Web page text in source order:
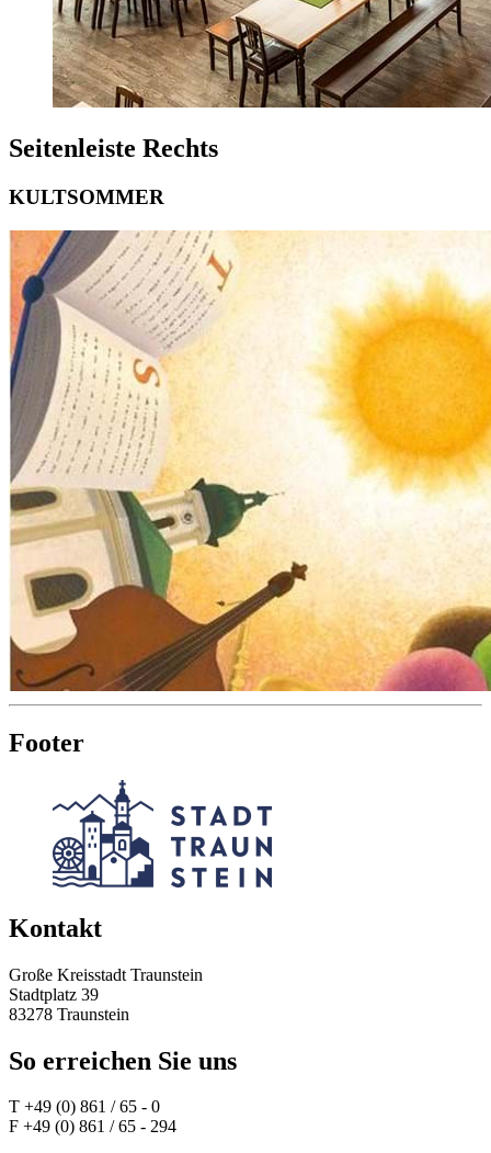
Seitenleiste Rechts
KULTSOMMER
Footer
Kontakt
Große Kreisstadt Traunstein
Stadtplatz 39
83278 Traunstein
So erreichen Sie uns
T +49 (0) 861 / 65 - 0
F +49 (0) 861 / 65 - 294